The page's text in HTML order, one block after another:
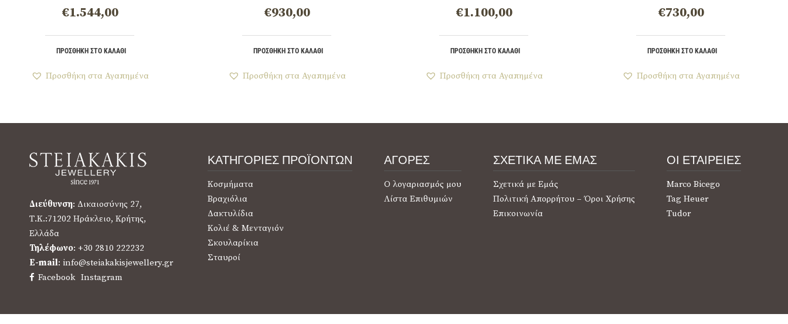
€1.544,00
ΠΡΟΣΘΉΚΗ ΣΤΟ ΚΑΛΆΘΙ
Προσθήκη στα Αγαπημένα
€930,00
ΠΡΟΣΘΉΚΗ ΣΤΟ ΚΑΛΆΘΙ
Προσθήκη στα Αγαπημένα
€1.100,00
ΠΡΟΣΘΉΚΗ ΣΤΟ ΚΑΛΆΘΙ
Προσθήκη στα Αγαπημένα
€730,00
ΠΡΟΣΘΉΚΗ ΣΤΟ ΚΑΛΆΘΙ
Προσθήκη στα Αγαπημένα
Διεύθυνση: Δικαιοσύνης 27,
Τ.Κ.:71202 Ηράκλειο, Κρήτης,
Ελλάδα
Τηλέφωνο: +30 2810 222232
E-mail: info@steiakakisjewellery.gr
Facebook Instagram
ΚΑΤΗΓΟΡΙΕΣ ΠΡΟΪΟΝΤΩΝ
Κοσμήματα
Βραχιόλια
Δακτυλίδια
Κολιέ & Μενταγιόν
Σκουλαρίκια
Σταυροί
ΑΓΟΡΕΣ
Ο λογαριασμός μου
Λίστα Επιθυμιών
ΣΧΕΤΙΚΑ ΜΕ ΕΜΑΣ
Σχετικά με Εμάς
Πολιτική Απορρήτου – Όροι Χρήσης
Επικοινωνία
ΟΙ ΕΤΑΙΡΕΙΕΣ
Marco Bicego
Tag Heuer
Tudor